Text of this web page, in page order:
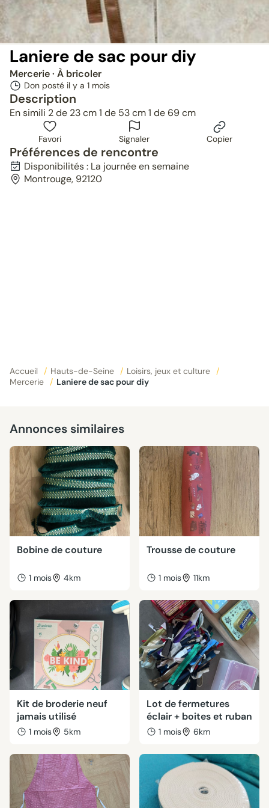
Laniere de sac pour diy
Mercerie· À bricoler
Don posté il y a 1 mois
Description
En simili 2 de 23 cm 1 de 53 cm 1 de 69 cm
Favori Signaler Copier
Préférences de rencontre
Disponibilités : La journée en semaine
Montrouge, 92120
Accueil / Hauts-de-Seine / Loisirs, jeux et culture
/
Mercerie
/ Laniere de sac pour diy
Annonces similaires
Bobine de couture
1 mois 4km
Trousse de couture
1 mois 11km
Kit de broderie neuf
jamais utilisé
1 mois 5km
Lot de fermetures
éclair + boites et ruban
1 mois 6km